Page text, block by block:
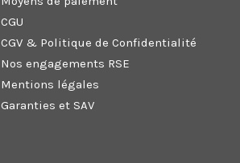
CGU
CGV & Politique de Confidentialité
Nos engagements RSE
Mentions légales
Garanties et SAV